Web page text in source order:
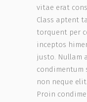
vitae erat
Class aptent
torquent per
inceptos
justo. Nullam
condimentum
non neque
Proin